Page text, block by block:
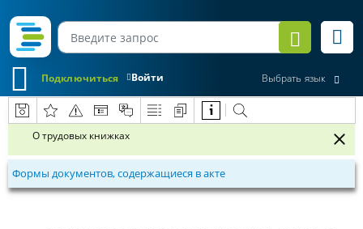
Войти
Подключиться Выбрать язык
О трудовых книжках
Формы документов, содержащиеся в акте